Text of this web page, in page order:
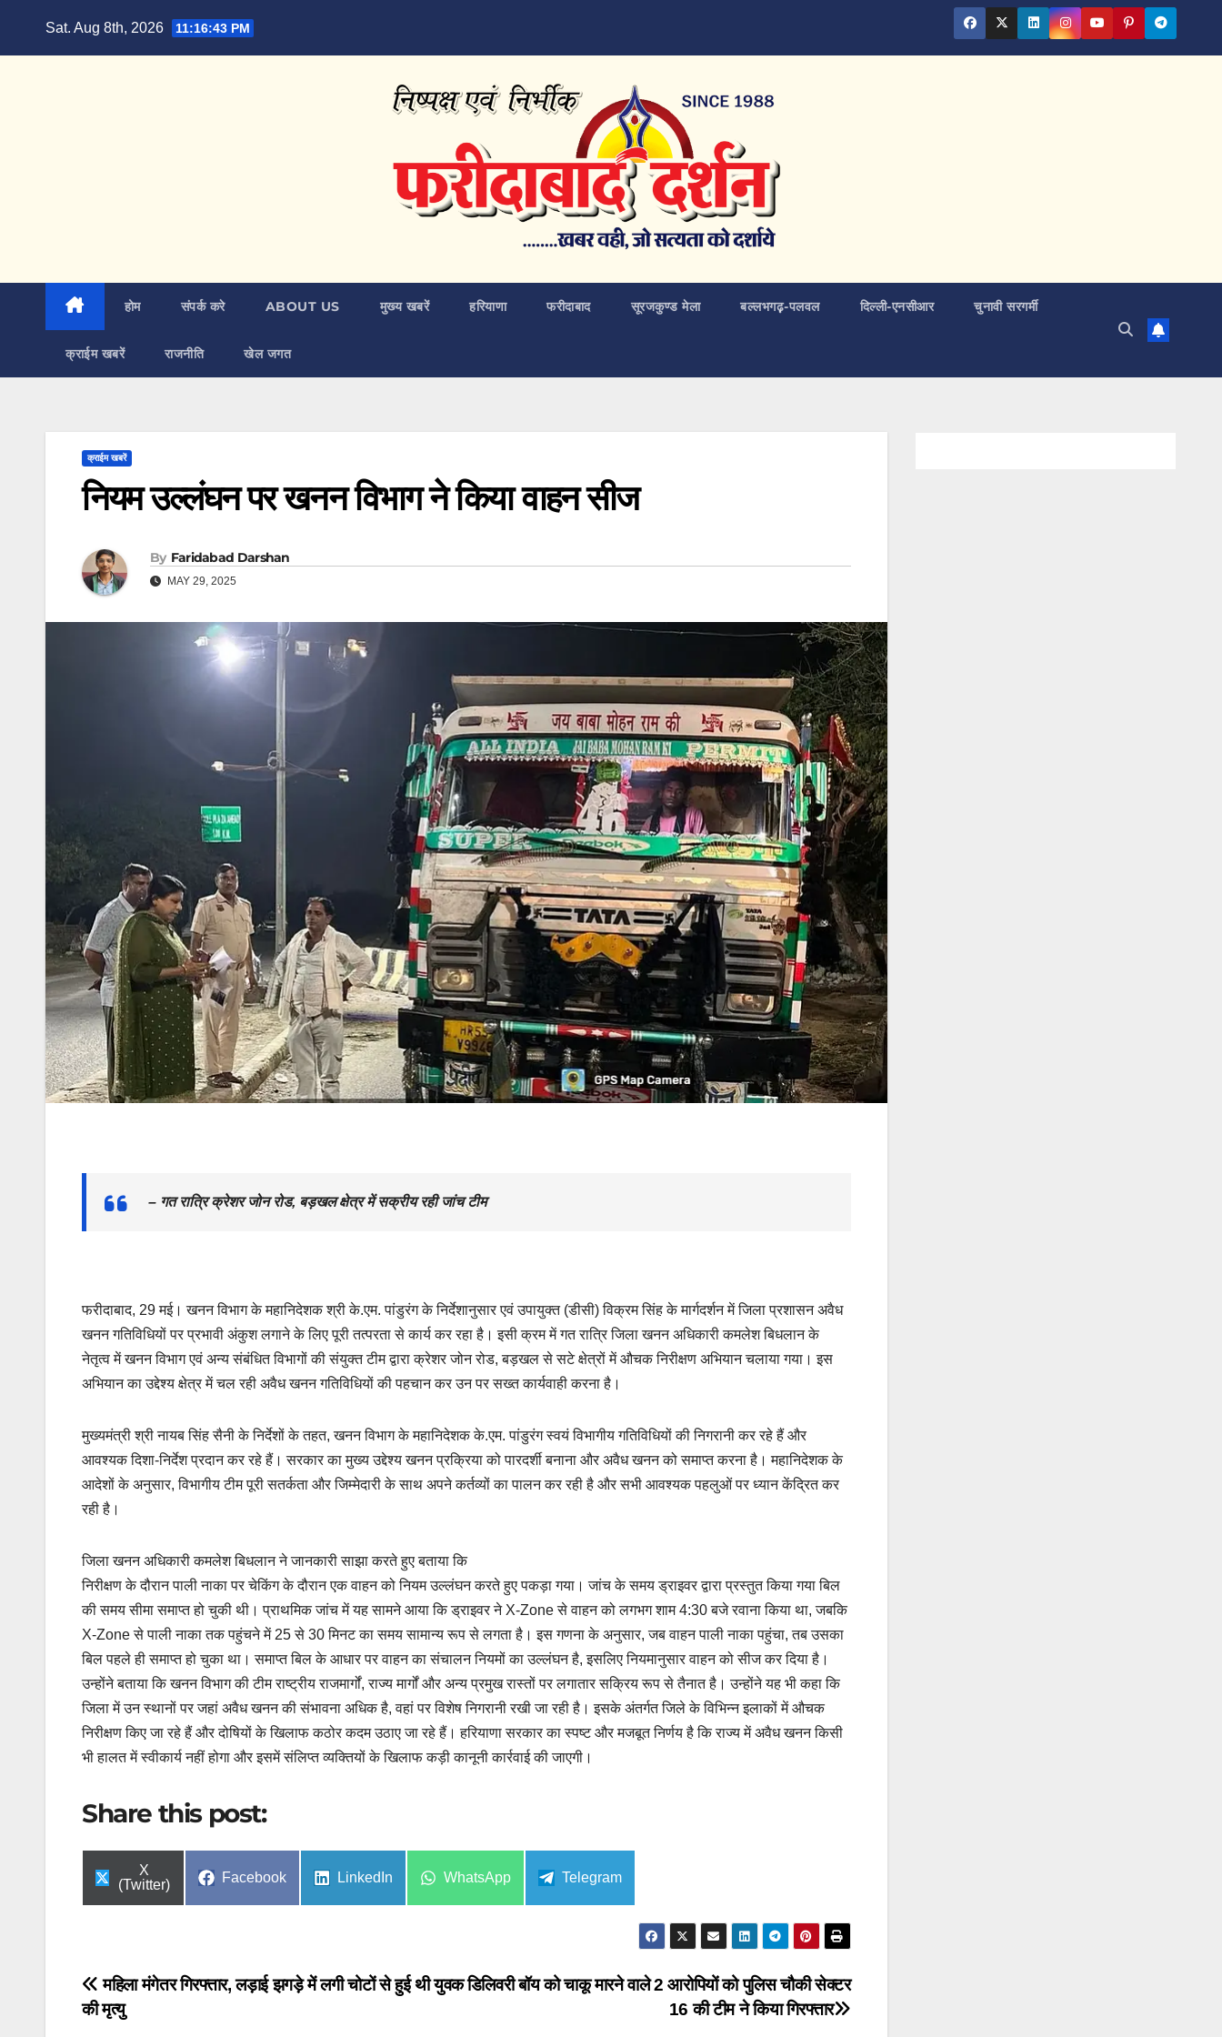
Sat. Aug 8th, 2026 11:16:44 PM
होम संपर्क करे ABOUT US मुख्य खबरें हरियाणा फरीदाबाद सूरजकुण्ड मेला बल्लभगढ़़-पलवल दिल्ली-एनसीआर चुनावी सरगर्मी
क्राईम खबरें राजनीति खेल जगत
क्राईम खबरें
नियम उल्लंघन पर खनन विभाग ने किया वाहन सीज
By Faridabad Darshan
MAY 29, 2025
– गत रात्रि क्रेशर जोन रोड, बड़खल क्षेत्र में सक्रीय रही जांच टीम
फरीदाबाद, 29 मई। खनन विभाग के महानिदेशक श्री के.एम. पांडुरंग के निर्देशानुसार एवं उपायुक्त (डीसी) विक्रम सिंह के मार्गदर्शन में जिला प्रशासन अवैध
खनन गतिविधियों पर प्रभावी अंकुश लगाने के लिए पूरी तत्परता से कार्य कर रहा है। इसी क्रम में गत रात्रि जिला खनन अधिकारी कमलेश बिधलान के
नेतृत्व में खनन विभाग एवं अन्य संबंधित विभागों की संयुक्त टीम द्वारा क्रेशर जोन रोड, बड़खल से सटे क्षेत्रों में औचक निरीक्षण अभियान चलाया गया। इस
अभियान का उद्देश्य क्षेत्र में चल रही अवैध खनन गतिविधियों की पहचान कर उन पर सख्त कार्यवाही करना है।
मुख्यमंत्री श्री नायब सिंह सैनी के निर्देशों के तहत, खनन विभाग के महानिदेशक के.एम. पांडुरंग स्वयं विभागीय गतिविधियों की निगरानी कर रहे हैं और
आवश्यक दिशा-निर्देश प्रदान कर रहे हैं। सरकार का मुख्य उद्देश्य खनन प्रक्रिया को पारदर्शी बनाना और अवैध खनन को समाप्त करना है। महानिदेशक के
आदेशों के अनुसार, विभागीय टीम पूरी सतर्कता और जिम्मेदारी के साथ अपने कर्तव्यों का पालन कर रही है और सभी आवश्यक पहलुओं पर ध्यान केंद्रित कर
रही है।
जिला खनन अधिकारी कमलेश बिधलान ने जानकारी साझा करते हुए बताया कि
निरीक्षण के दौरान पाली नाका पर चेकिंग के दौरान एक वाहन को नियम उल्लंघन करते हुए पकड़ा गया। जांच के समय ड्राइवर द्वारा प्रस्तुत किया गया बिल
की समय सीमा समाप्त हो चुकी थी। प्राथमिक जांच में यह सामने आया कि ड्राइवर ने X-Zone से वाहन को लगभग शाम 4:30 बजे रवाना किया था, जबकि
X-Zone से पाली नाका तक पहुंचने में 25 से 30 मिनट का समय सामान्य रूप से लगता है। इस गणना के अनुसार, जब वाहन पाली नाका पहुंचा, तब उसका
बिल पहले ही समाप्त हो चुका था। समाप्त बिल के आधार पर वाहन का संचालन नियमों का उल्लंघन है, इसलिए नियमानुसार वाहन को सीज कर दिया है।
उन्होंने बताया कि खनन विभाग की टीम राष्ट्रीय राजमार्गों, राज्य मार्गों और अन्य प्रमुख रास्तों पर लगातार सक्रिय रूप से तैनात है। उन्होंने यह भी कहा कि
जिला में उन स्थानों पर जहां अवैध खनन की संभावना अधिक है, वहां पर विशेष निगरानी रखी जा रही है। इसके अंतर्गत जिले के विभिन्न इलाकों में औचक
निरीक्षण किए जा रहे हैं और दोषियों के खिलाफ कठोर कदम उठाए जा रहे हैं। हरियाणा सरकार का स्पष्ट और मजबूत निर्णय है कि राज्य में अवैध खनन किसी
भी हालत में स्वीकार्य नहीं होगा और इसमें संलिप्त व्यक्तियों के खिलाफ कड़ी कानूनी कार्रवाई की जाएगी।
Share this post:
Share
on
X
(Twitter)
Share
Facebook
Share
LinkedIn
Share
WhatsApp
Share
Telegram
Post
navigation
डिलिवरी बॉय को चाकू मारने वाले 2 आरोपियों को पुलिस चौकी सेक्टर
16 की टीम ने किया गिरफ्तार
महिला मंगेतर गिरफ्तार, लड़ाई झगड़े में लगी चोटों से हुई थी युवक
की मृत्यु